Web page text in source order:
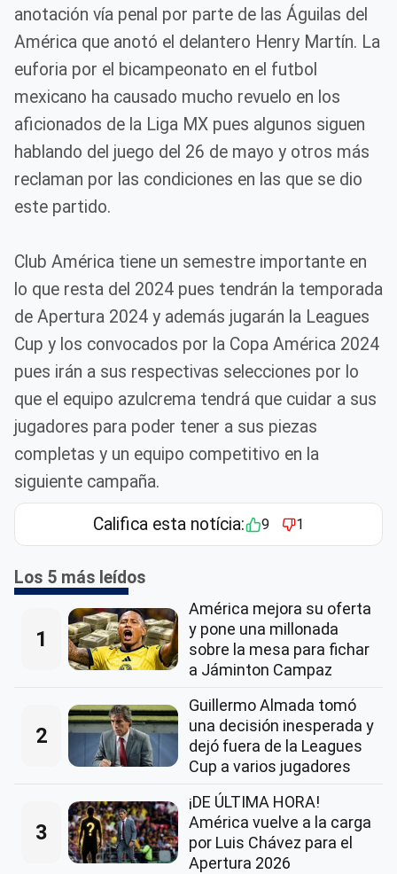
anotación vía penal por parte de las Águilas del
América que anotó el delantero Henry Martín. La
euforia por el bicampeonato en el futbol
mexicano ha causado mucho revuelo en los
aficionados de la Liga MX pues algunos siguen
hablando del juego del 26 de mayo y otros más
reclaman por las condiciones en las que se dio
este partido.
Club América tiene un semestre importante en
lo que resta del 2024 pues tendrán la temporada
de Apertura 2024 y además jugarán la Leagues
Cup y los convocados por la Copa América 2024
pues irán a sus respectivas selecciones por lo
que el equipo azulcrema tendrá que cuidar a sus
jugadores para poder tener a sus piezas
completas y un equipo competitivo en la
siguiente campaña.
Califica esta notícia: 9 1
Los 5 más leídos
1
América mejora su oferta
y pone una millonada
sobre la mesa para fichar
a Jáminton Campaz
2
Guillermo Almada tomó
una decisión inesperada y
dejó fuera de la Leagues
Cup a varios jugadores
3
¡DE ÚLTIMA HORA!
América vuelve a la carga
por Luis Chávez para el
Apertura 2026